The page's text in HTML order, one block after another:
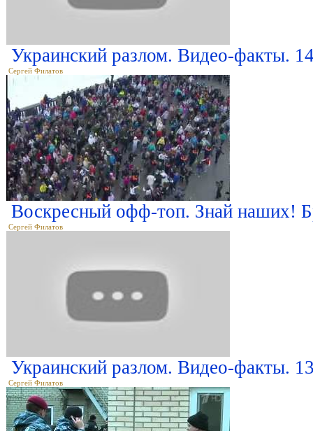
Украинский разлом. Видео-факты.
Сергей Филатов
Воскресный офф-топ. Знай наших!
Сергей Филатов
Украинский разлом. Видео-факты.
Сергей Филатов